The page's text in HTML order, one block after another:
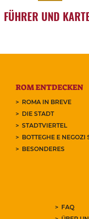
FÜHRER UND
ROM ENTDECKEN
ROMA IN BREVE
DIE STADT
STADTVIERTEL
BOTTEGHE E NEGOZI
BESONDERES
FAQ